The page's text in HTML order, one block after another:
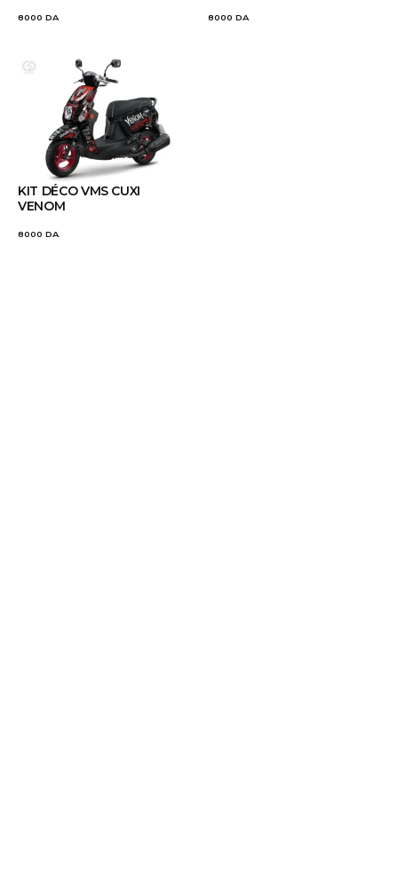
8000 DA 8000 DA
KIT DÉCO VMS CUXI
VENOM
8000 DA